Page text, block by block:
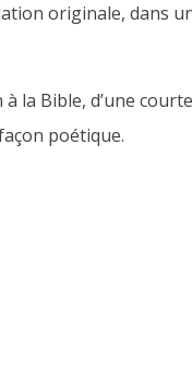
originale, dans un
la Bible, d’une
poétique.